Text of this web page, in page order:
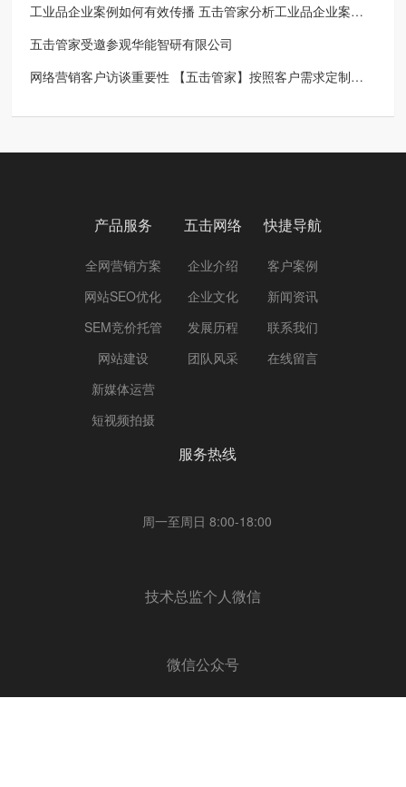
工业品企业案例如何有效传播 五击管家分析工业品企业案例传播好处
五击管家受邀参观华能智研有限公司
网络营销客户访谈重要性 【五击管家】按照客户需求定制营销推广方案
产品服务
全网营销方案
网站SEO优化
SEM竞价托管
网站建设
新媒体运营
短视频拍摄
五击网络
企业介绍
企业文化
发展历程
团队风采
快捷导航
客户案例
新闻资讯
联系我们
在线留言
服务热线
周一至周日 8:00-18:00
技术总监个人微信
微信公众号